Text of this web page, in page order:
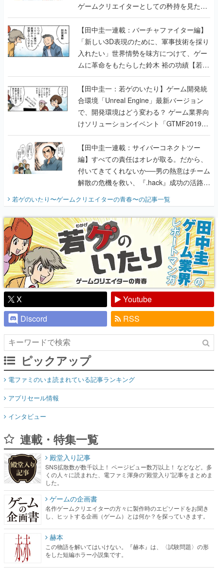
ゲームクリエイターとしての矜持を見た
【若ゲのいたり最終回】
【田中圭一連載：バーチャファイター編】
「新しい3D表現のために、軍事技術を採り
入れたい」世界情勢を味方につけて、ゲー
ムに革命をもたらした鈴木 裕の功績【若ゲ
のいたり】
【田中圭一：若ゲのいたり】ゲーム開発統
合環境「Unreal Engine」最新バージョン
で、開発環境はどう変わる？ ゲーム業界向
けソリューションイベント「GTMF2019」
に行って、より理解を深めよう【PR】
【田中圭一連載：サイバーコネクトツー
編】すべての責任はオレが取る。だから、
付いてきてくれないか──男の熱意はチーム
解散の危機を救い、『.hack』成功の活路を
開く。業界の快男児・松山 洋に流れる血は
『少年ジャンプ』色だった【若ゲのいた
り】
若ゲのいたり〜ゲームクリエイターの青春〜の記事一覧
X
Youtube
Discord
RSS
ピックアップ
電ファミのいま読まれている記事ランキング
アプリセール情報
インタビュー
連載・特集一覧
殿堂入り記事
SNS拡散数が数千以上！ ページビュー数万以上！ などなど。多
くの人々に読まれた、電ファミ渾身の“殿堂入り”記事をまとめま
した。
ゲームの企画書
名作ゲームクリエイターの方々に製作時のエピソードをお聞き
し、ヒットする企画（ゲーム）とは何か？を探っていきます。
赫本
この物語を解いてはいけない。『赫本』は、〈試験問題〉の形
をした短編ホラー小説集です。